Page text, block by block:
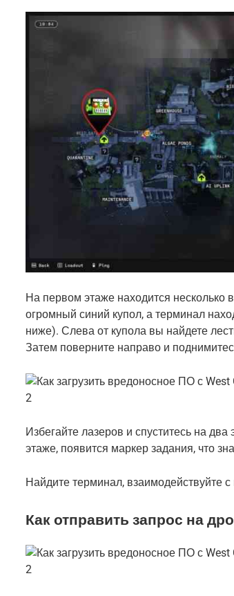
На первом этаже находится несколько
огромный синий купол, а терминал
ниже). Слева от купола вы найдете
Затем поверните направо и
Избегайте лазеров и спуститесь на
этаже, появится маркер задания, что
Найдите терминал, взаимодействуйте
Как отправить запрос на